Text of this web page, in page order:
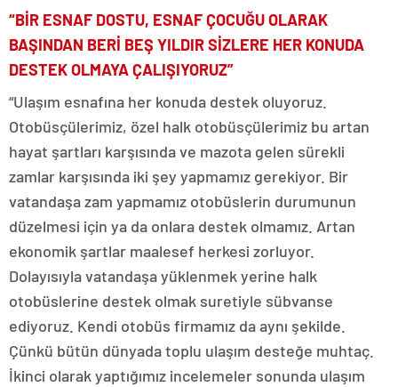
“BİR ESNAF DOSTU, ESNAF ÇOCUĞU OLARAK
BAŞINDAN BERİ BEŞ YILDIR SİZLERE HER KONUDA
DESTEK OLMAYA ÇALIŞIYORUZ”
“Ulaşım esnafına her konuda destek oluyoruz.
Otobüsçülerimiz, özel halk otobüsçülerimiz bu artan
hayat şartları karşısında ve mazota gelen sürekli
zamlar karşısında iki şey yapmamız gerekiyor. Bir
vatandaşa zam yapmamız otobüslerin durumunun
düzelmesi için ya da onlara destek olmamız. Artan
ekonomik şartlar maalesef herkesi zorluyor.
Dolayısıyla vatandaşa yüklenmek yerine halk
otobüslerine destek olmak suretiyle sübvanse
ediyoruz. Kendi otobüs firmamız da aynı şekilde.
Çünkü bütün dünyada toplu ulaşım desteğe muhtaç.
İkinci olarak yaptığımız incelemeler sonunda ulaşım